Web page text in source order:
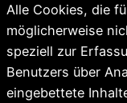
Alle Cookies, die
möglicherweise
speziell zur
Benutzers über
eingebettete